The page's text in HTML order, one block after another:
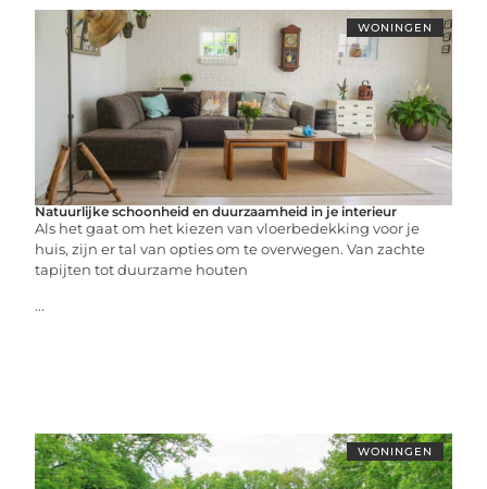
WONINGEN
Natuurlijke schoonheid en duurzaamheid in je interieur
Als het gaat om het kiezen van vloerbedekking voor je
huis, zijn er tal van opties om te overwegen. Van zachte
tapijten tot duurzame houten
...
WONINGEN